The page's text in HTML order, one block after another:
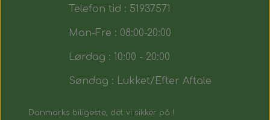
Telefon tid : 51937571
Man-Fre : 08:00-20:00
Lørdag : 10:00 - 20:00
Søndag : Lukket/Efter Aftale
Danmarks biligeste, det vi sikker på !